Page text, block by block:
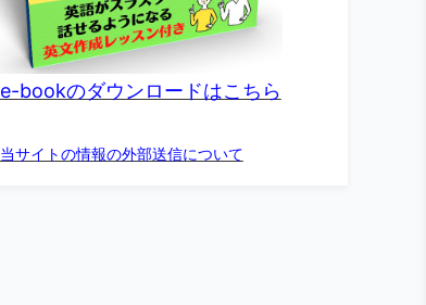
e-bookのダウンロードはこちら
当サイトの情報の外部送信について